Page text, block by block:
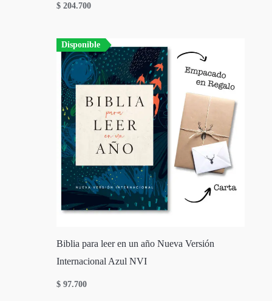
$ 204.700
Disponible
Biblia para leer en un año Nueva Versión
Internacional Azul NVI
$ 97.700